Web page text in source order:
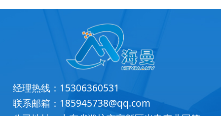
经理热线： 15306360531
联系邮箱： 185945738@qq.com